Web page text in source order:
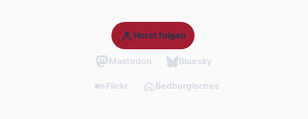
Horst folgen
Mastodon Bluesky
Flickr Bedburgisches